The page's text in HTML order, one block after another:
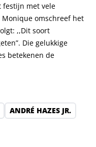
festijn met vele
Monique omschreef het
,,Dit soort
Die gelukkige
betekenen de
ANDRÉ HAZES JR.